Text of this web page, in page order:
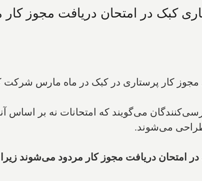
کبک در امتحان دریافت مجوز
کار پرستاری در کبک در ماه مارس شرکت
می‌گویند که امتحانات نه بر اساس
می‌شوند.
در امتحان دریافت مجوز کار مردود